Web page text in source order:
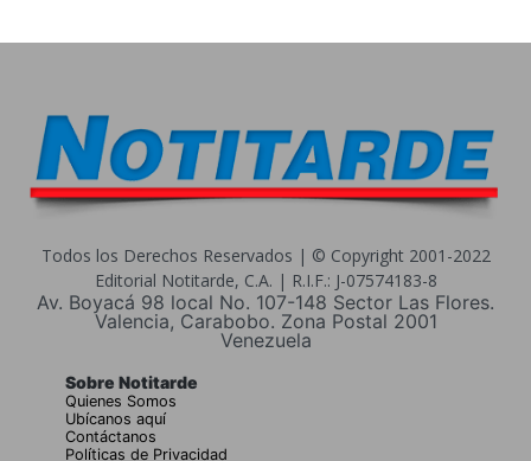
Todos los Derechos Reservados | © Copyright 2001-2022
Editorial Notitarde, C.A. | R.I.F.: J-07574183-8
Av. Boyacá 98 local No. 107-148 Sector Las Flores.
Valencia, Carabobo. Zona Postal 2001
Venezuela
Sobre Notitarde
Quienes Somos
Ubícanos aquí
Contáctanos
Políticas de Privacidad